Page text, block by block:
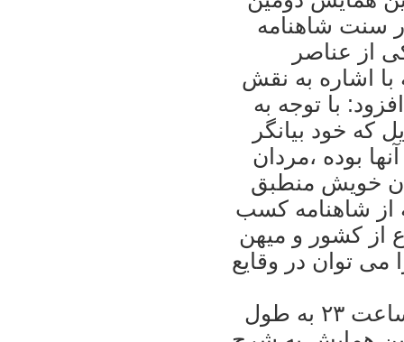
سنت شاهنامه
از عناصر
اشاره به نقش
با توجه به
که خود بيانگر
بوده ،مردان
خويش منطبق
از شاهنامه کسب
از کشور و ميهن
می توان در وقايع
اين برنامه از ساعت ۱۸ شروع شدو تا ساعت ۲۳ به طول